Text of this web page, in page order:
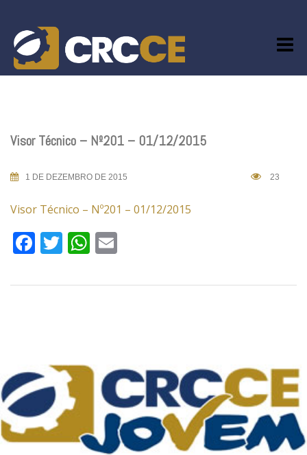
content
Visor Técnico – Nº201 – 01/12/2015
1 DE DEZEMBRO DE 2015 23
Visor Técnico – Nº201 – 01/12/2015
Facebook
TwitterWhatsApp